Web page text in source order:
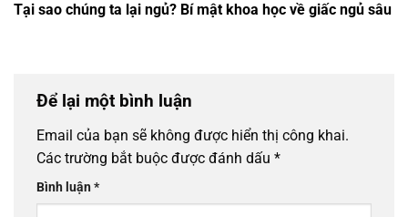
Tại sao chúng ta lại ngủ? Bí mật khoa học về giấc ngủ sâu
Để lại một bình luận
Email của bạn sẽ không được hiển thị công khai.
Các trường bắt buộc được đánh dấu *
Bình luận*